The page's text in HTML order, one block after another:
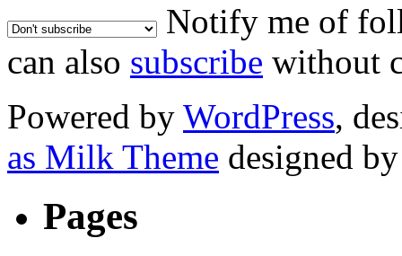
Notify me of
can also subscribe without
Powered by WordPress,
as Milk Theme designed
Pages